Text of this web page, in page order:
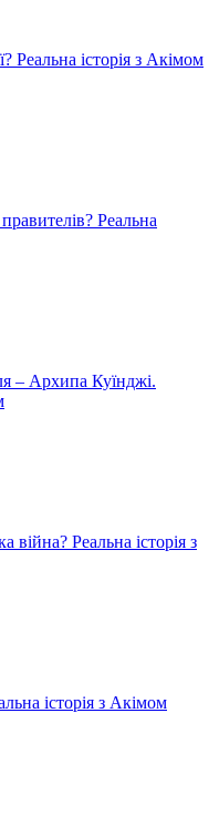
Реальна історія з Акімом
Реальна
– Архипа Куїнджі.
війна? Реальна історія з
історія з Акімом